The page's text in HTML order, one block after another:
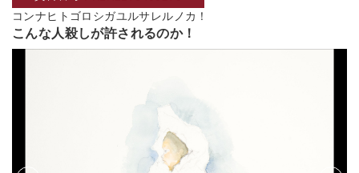
コンナヒトゴロシガユルサレルノカ！
こんな人殺しが許されるのか！